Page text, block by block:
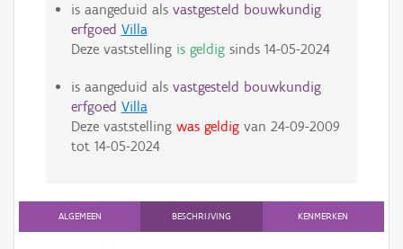
is aangeduid als vastgesteld bouwkundig
erfgoed Villa
Deze vaststelling is geldigsinds 14-05-2024
is aangeduid als vastgesteld bouwkundig
erfgoed Villa
Deze vaststelling was geldigvan 24-09-2009
tot 14-05-2024
ALGEMEEN BESCHRIJVING KENMERKEN